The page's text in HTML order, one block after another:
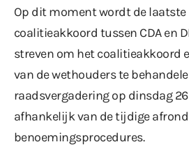
Op dit moment wordt de
coalitieakkoord tussen CDA en
streven om het coalitieakkoord
van de wethouders te
raadsvergadering op dinsdag
afhankelijk van de tijdige
benoemingsprocedures.